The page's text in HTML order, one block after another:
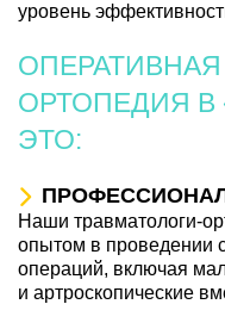
уровень
ОРТОПЕДИЯ В
ЭТО:
Наши травматологи-
опытом в проведении
операций, включая
и артроскопические